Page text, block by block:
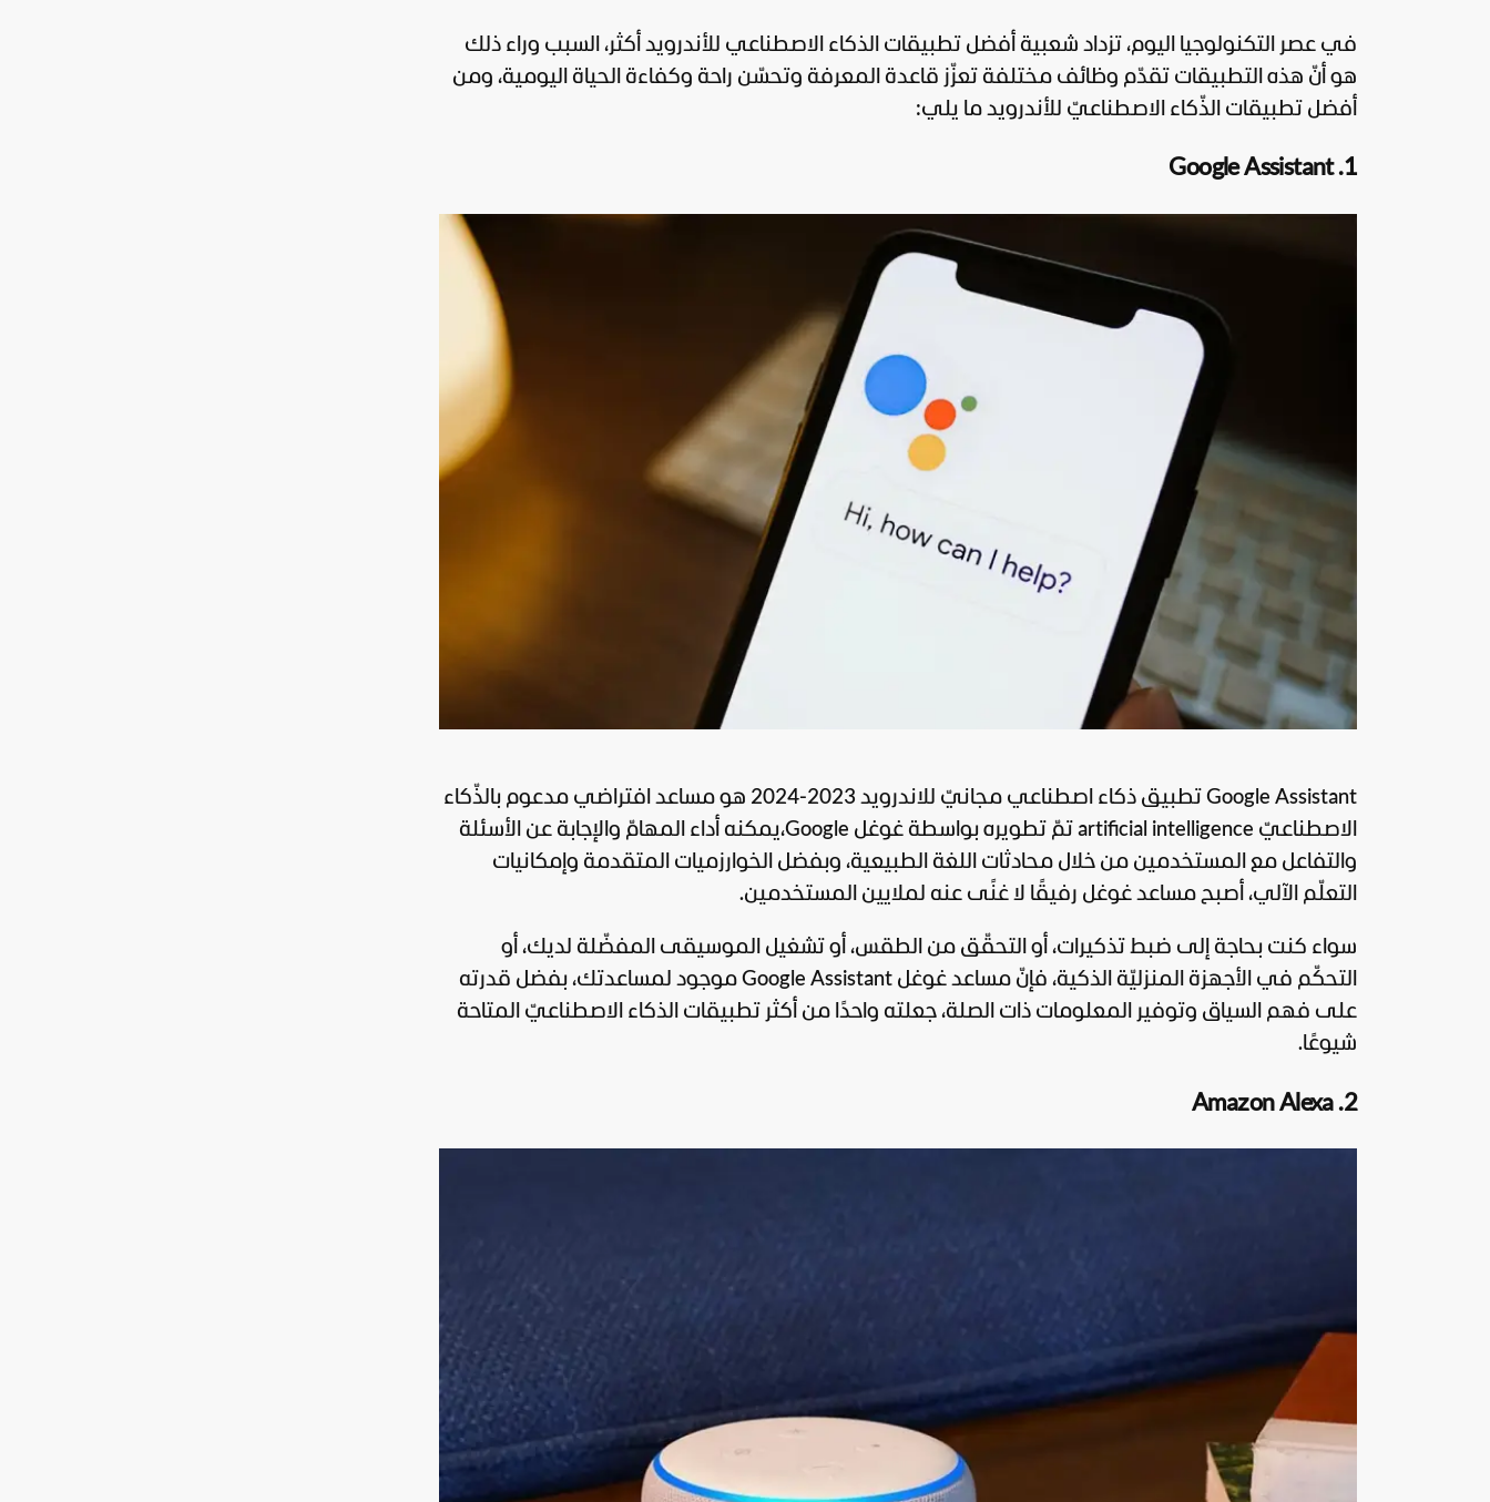
في عصر التكنولوجيا اليوم، تزداد شعبية أفضل تطبيقات الذكاء الاصطناعي للأندرويد أكثر، السبب وراء ذلك
هو أنّ هذه التطبيقات تقدّم وظائف مختلفة تعزّز قاعدة المعرفة وتحسّن راحة وكفاءة الحياة اليومية، ومن
أفضل تطبيقات الذّكاء الاصطناعيّ للأندرويد ما يلي:
1. Google Assistant
Google
Assistant تطبيق ذكاء اصطناعي مجانيّ للاندرويد 2023-2024 هو مساعد افتراضي مدعوم بالذّكاء
الاصطناعيّ artificial intelligence تمّ تطويره بواسطة غوغل Google،يمكنه أداء المهامّ والإجابة عن الأسئلة
والتفاعل مع المستخدمين من خلال محادثات اللغة الطبيعية، وبفضل الخوارزميات المتقدمة وإمكانيات
التعلّم الآلي، أصبح مساعد غوغل رفيقًا لا غنًى عنه لملايين المستخدمين.
سواء كنت بحاجة إلى ضبط تذكيرات، أو التحقّق من الطقس، أو تشغيل الموسيقى المفضّلة لديك، أو
التحكّم في الأجهزة المنزليّة الذكية، فإنّ مساعد غوغل Google Assistant موجود لمساعدتك، بفضل قدرته
على فهم السياق وتوفير المعلومات ذات الصلة، جعلته واحدًا من أكثر تطبيقات الذكاء الاصطناعيّ المتاحة
شيوعًا.
2. Amazon Alexa